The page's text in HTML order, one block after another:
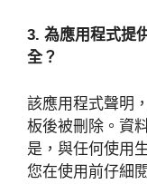
3. 為應用程式提
全？
該應用程式聲明
板後被刪除。資
是，與任何使用
您在使用前仔細